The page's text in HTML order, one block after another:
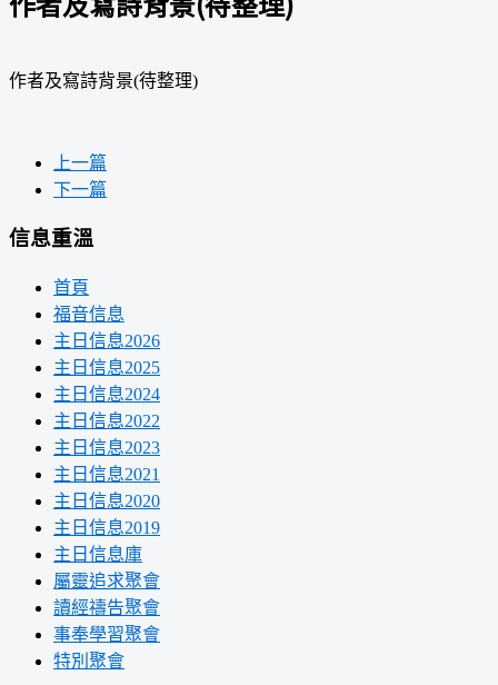
作者及寫詩背景(待整理)
上一篇
下一篇
信息重溫
首頁
福音信息
主日信息2026
主日信息2025
主日信息2024
主日信息2022
主日信息2023
主日信息2021
主日信息2020
主日信息2019
主日信息庫
屬靈追求聚會
讀經禱告聚會
事奉學習聚會
特別聚會